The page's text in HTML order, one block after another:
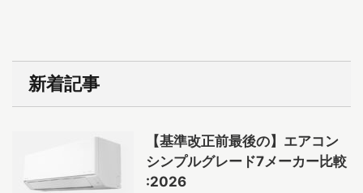
新着記事
【基準改正前最後の】エアコン
シンプルグレード7メーカー比較
:2026